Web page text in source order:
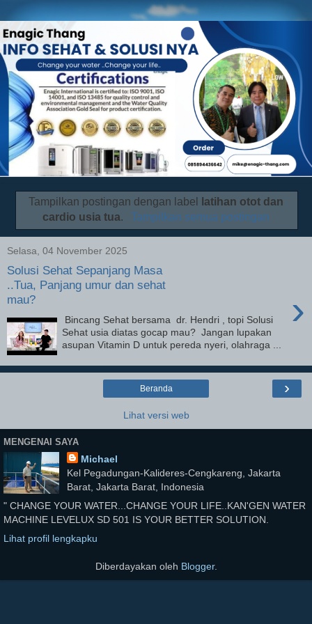
Tampilkan postingan dengan label
latihan otot dan
cardio usia tua. Tampilkan semua postingan
Selasa, 04 November 2025
Solusi Sehat Sepanjang Masa
..Tua, Panjang umur dan sehat
mau?
›
Bincang Sehat bersama dr. Hendri , topi Solusi
Sehat usia diatas gocap mau? Jangan lupakan
asupan Vitamin D untuk pereda nyeri, olahraga ...
›
Beranda
Lihat versi web
MENGENAI SAYA
Michael
Kel Pegadungan-Kalideres-Cengkareng, Jakarta
Barat, Jakarta Barat, Indonesia
" CHANGE YOUR WATER...CHANGE YOUR LIFE..KAN'GEN WATER
MACHINE LEVELUX SD 501 IS YOUR BETTER SOLUTION.
Lihat profil lengkapku
Diberdayakan oleh Blogger.